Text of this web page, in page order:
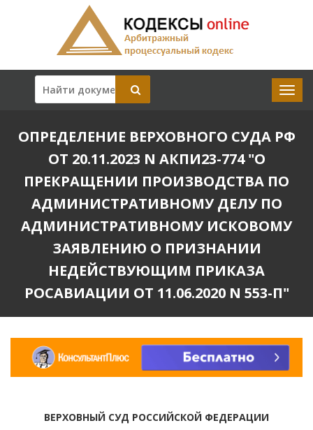
ОПРЕДЕЛЕНИЕ ВЕРХОВНОГО СУДА РФ
ОТ 20.11.2023 N АКПИ23-774 "О
ПРЕКРАЩЕНИИ ПРОИЗВОДСТВА ПО
АДМИНИСТРАТИВНОМУ ДЕЛУ ПО
АДМИНИСТРАТИВНОМУ ИСКОВОМУ
ЗАЯВЛЕНИЮ О ПРИЗНАНИИ
НЕДЕЙСТВУЮЩИМ ПРИКАЗА
РОСАВИАЦИИ ОТ 11.06.2020 N 553-П"
ВЕРХОВНЫЙ СУД РОССИЙСКОЙ ФЕДЕРАЦИИ